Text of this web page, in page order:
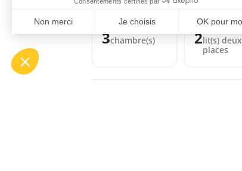
3chambre(s) 2lit(s) deux
places